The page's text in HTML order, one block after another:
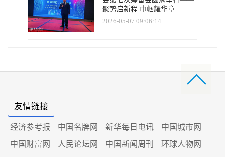
聚势启新程 巾帼耀华章
2026-05-07 09:06:14
友情链接
经济参考报 中国名牌网 新华每日电讯
中国城市网
中国财富网
人民论坛网 中国新闻周刊 环球人物网